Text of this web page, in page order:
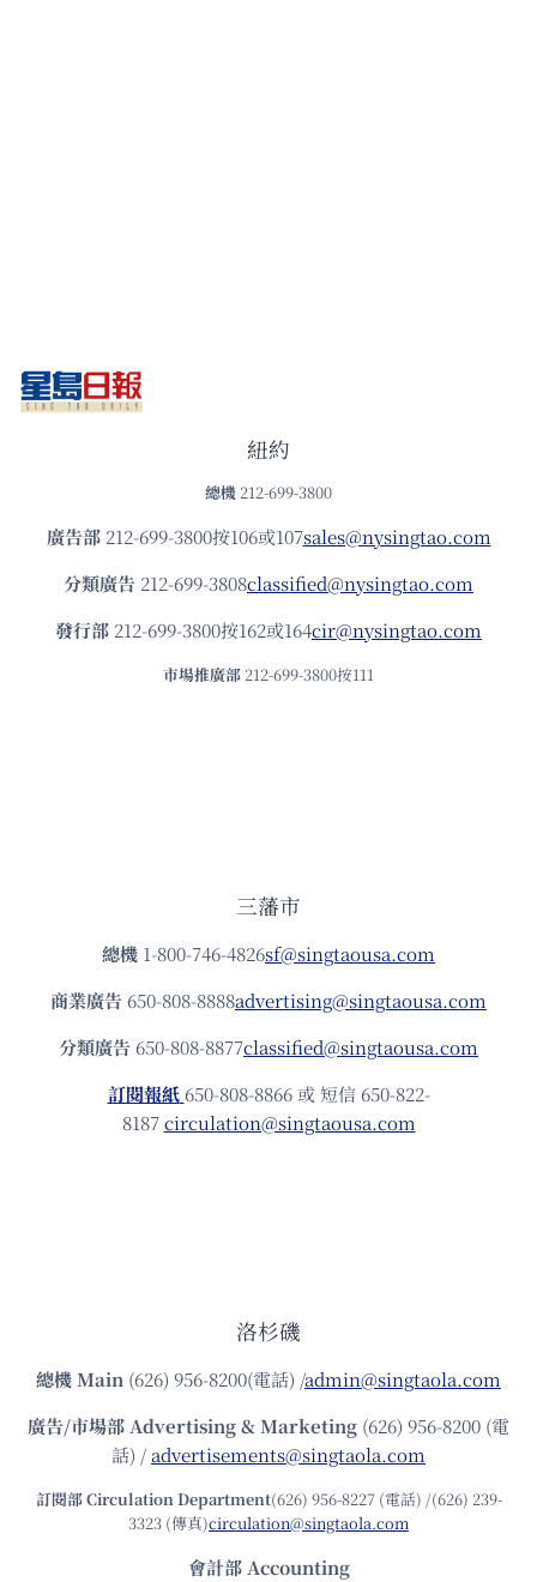
紐約
總機 212-699-3800
廣告部212-699-3800按106或107sales@nysingtao.com
分類廣告 212-699-3808classified@nysingtao.com
發⾏部 212-699-3800按162或164cir@nysingtao.com
市場推廣部 212-699-3800按111
三藩市
總機 1-800-746-4826sf@singtaousa.com
商業廣告 650-808-8888advertising@singtaousa.com
分類廣告 650-808-8877classified@singtaousa.com
訂閱報紙 650-808-8866 或 短信 650-822-
8187circulation@singtaousa.com
洛杉磯
總機Main (626) 956-8200(電話) /admin@singtaola.com
廣告/市場部Advertising & Marketing (626) 956-8200 (電
話) /advertisements@singtaola.com
訂閱部 Circulation Department(626) 956-8227 (電話) /(626) 239-
3323 (傳真)circulation@singtaola.com
會計部 Accounting